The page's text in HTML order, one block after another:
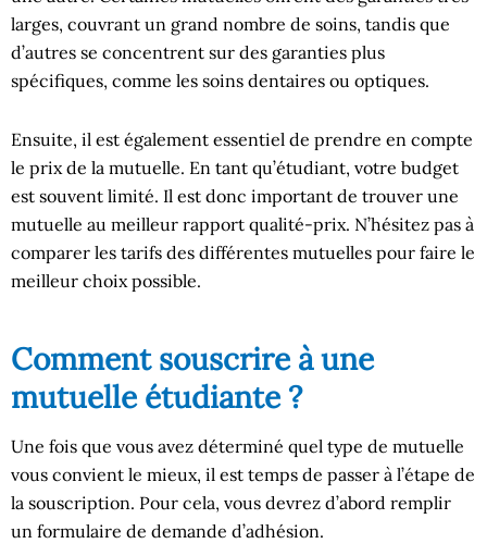
larges, couvrant un grand nombre de soins, tandis que
d’autres se concentrent sur des garanties plus
spécifiques, comme les soins dentaires ou optiques.
Ensuite, il est également essentiel de prendre en compte
le prix de la mutuelle. En tant qu’étudiant, votre budget
est souvent limité. Il est donc important de trouver une
mutuelle au meilleur rapport qualité-prix. N’hésitez pas à
comparer les tarifs des différentes mutuelles pour faire le
meilleur choix possible.
Comment souscrire à une
mutuelle étudiante ?
Une fois que vous avez déterminé quel type de mutuelle
vous convient le mieux, il est temps de passer à l’étape de
la souscription. Pour cela, vous devrez d’abord remplir
un formulaire de demande d’adhésion.